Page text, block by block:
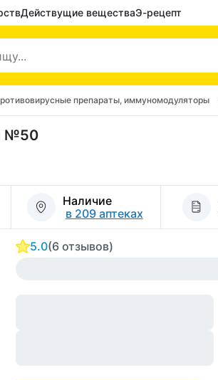
Действущие веществаЭ-рецепт
препараты, иммуномодуляторы
№50
Наличие
в 209 аптеках
5.0(6 отзывов)